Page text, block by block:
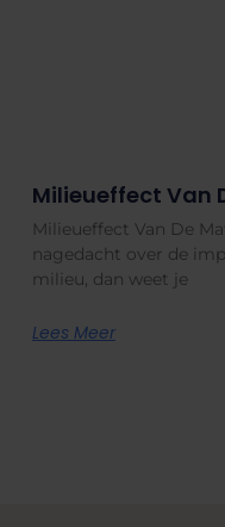
Milieueffect Van
Milieueffect Van De
nagedacht over de
milieu, dan weet je
Lees Meer